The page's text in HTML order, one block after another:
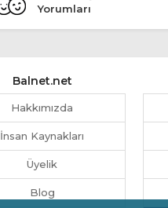
Yorumları
Balnet.net
Hakkımızda
İnsan Kaynakları
Üyelik
Blog